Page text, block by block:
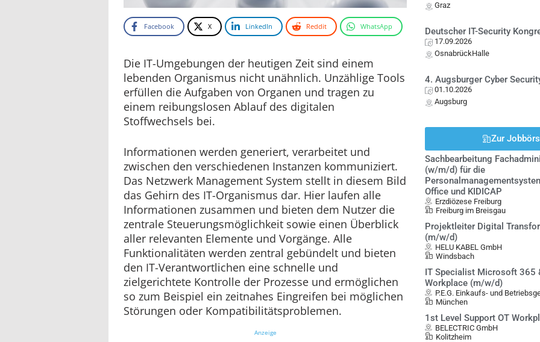
Facebook X LinkedIn Reddit WhatsApp
Die IT-Umgebungen der heutigen Zeit sind einem
lebenden Organismus nicht unähnlich. Unzählige Tools
erfüllen die Aufgaben von Organen und tragen zu
einem reibungslosen Ablauf des digitalen
Stoffwechsels bei.
Informationen werden generiert, verarbeitet und
zwischen den verschiedenen Instanzen kommuniziert.
Das Netzwerk Management System stellt in diesem Bild
das Gehirn des IT-Organismus dar. Hier laufen alle
Informationen zusammen und bieten dem Nutzer die
zentrale Steuerungsmöglichkeit sowie einen Überblick
aller relevanten Elemente und Vorgänge. Alle
Funktionalitäten werden zentral gebündelt und bieten
den IT-Verantwortlichen eine schnelle und
zielgerichtete Kontrolle der Prozesse und ermöglichen
so zum Beispiel ein zeitnahes Eingreifen bei möglichen
Störungen oder Kompatibilitätsproblemen.
Anzeige
Graz
Deutscher IT-Security
17.09.2026
OsnabrückHalle
4. Augsburger Cyber
01.10.2026
Augsburg
Zur
Sachbearbeitung
(w/m/d) für die
Office und KIDICAP
Erzdiözese Freiburg
Freiburg im Breisgau
Projektleiter Digital
(m/w/d)
HELU KABEL GmbH
Windsbach
IT Specialist Microsoft 365
Workplace (m/w/d)
P.E.G. Einkaufs- und
München
1st Level Support OT
BELECTRIC GmbH
Kolitzheim